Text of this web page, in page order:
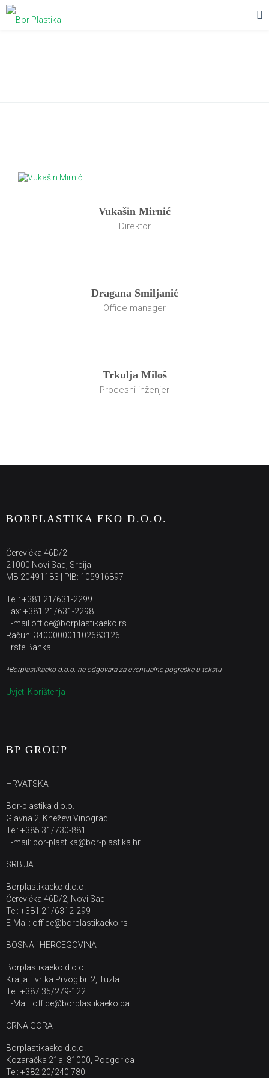
Vukašin Mirnić
Direktor
Dragana Smiljanić
Office manager
Trkulja Miloš
Procesni inženjer
BORPLASTIKA EKO D.O.O.
Čerevićka 46D/2
21000 Novi Sad, Srbija
MB 20491183 | PIB: 105916897
Tel.: +381 21/631-2299
Fax: +381 21/631-2298
E-mail office@borplastikaeko.rs
Račun: 340000001102683126
Erste Banka
*Borplastikaeko d.o.o. ne odgovara za eventualne pogreške u tekstu
Uvjeti Korištenja
BP GROUP
HRVATSKA
Bor-plastika d.o.o.
Glavna 2, Kneževi Vinogradi
Tel: +385 31/730-881
E-mail: bor-plastika@bor-plastika.hr
SRBIJA
Borplastikaeko d.o.o.
Čerevićka 46D/2, Novi Sad
Tel: +381 21/6312-299
E-Mail: office@borplastikaeko.rs
BOSNA i HERCEGOVINA
Borplastikaeko d.o.o.
Kralja Tvrtka Prvog br. 2, Tuzla
Tel: +387 35/279-122
E-Mail: office@borplastikaeko.ba
CRNA GORA
Borplastikaeko d.o.o.
Kozaračka 21a, 81000, Podgorica
Tel: +382 20/240 780